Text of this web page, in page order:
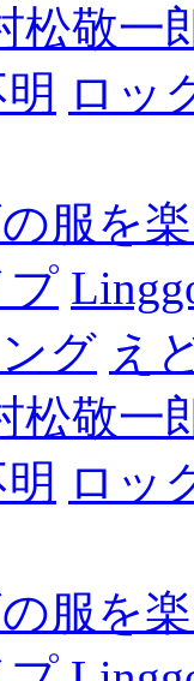
松敬一
ロッ
服を
プ
グ え
松敬一
ロッ
服を